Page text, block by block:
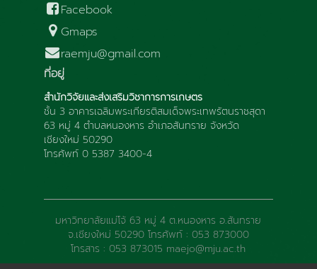
Facebook
Gmaps
raemju@gmail.com
ที่อยู่
สำนักวิจัยและส่งเสริมวิชาการการเกษตร
ชั้น 3 อาคารเฉลิมพระเกียรติสมเด็จพระเทพรัตนราชสุดา
63 หมู่ 4 ตำบลหนองหาร อำเภอสันทราย จังหวัด
เชียงใหม่ 50290
โทรศัพท์ 0 5387 3400-4
มหาวิทยาลัยแม่โจ้ 63 หมู่ 4 ต.หนองหาร อ.สันทราย
จ.เชียงใหม่ 50290 โทรศัพท์ : 053 873000
โทรสาร : 053 873015 maejo@mju.ac.th